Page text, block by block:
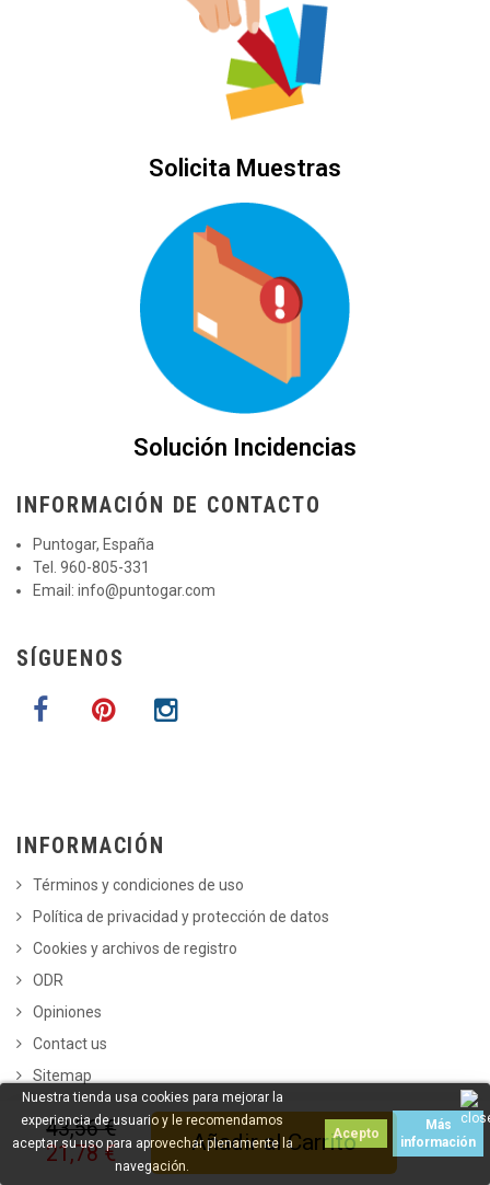
Nuestra tienda usa cookies para mejorar la
experiencia de usuario y le recomendamos
aceptar su uso para aprovechar plenamente la
navegación.
Acepto
Más
información
43,56 €
21,78 €
Añadir al Carrito
Solicita Muestras
Solución Incidencias
INFORMACIÓN DE CONTACTO
Puntogar, España
Tel. 960-805-331
Email: info@puntogar.com
SÍGUENOS
INFORMACIÓN
Términos y condiciones de uso
Política de privacidad y protección de datos
Cookies y archivos de registro
ODR
Opiniones
Contact us
Sitemap
TOP CATEGORÍAS